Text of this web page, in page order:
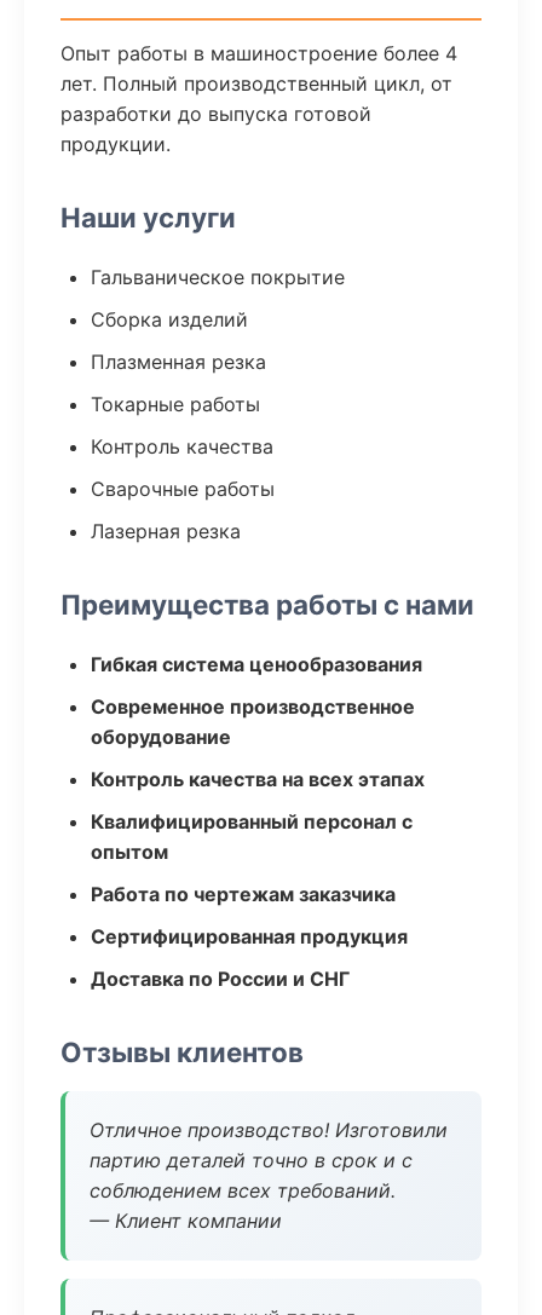
Опыт работы в машиностроение более 4
лет. Полный производственный цикл, от
разработки до выпуска готовой
продукции.
Наши услуги
Гальваническое покрытие
Сборка изделий
Плазменная резка
Токарные работы
Контроль качества
Сварочные работы
Лазерная резка
Преимущества работы с нами
Гибкая система ценообразования
Современное производственное
оборудование
Контроль качества на всех этапах
Квалифицированный персонал с
опытом
Работа по чертежам заказчика
Сертифицированная продукция
Доставка по России и СНГ
Отзывы клиентов
Отличное производство! Изготовили
партию деталей точно в срок и с
соблюдением всех требований.
— Клиент компании